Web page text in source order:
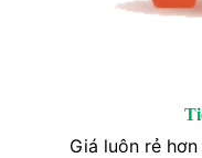
Giá luôn rẻ